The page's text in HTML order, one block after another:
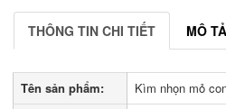
THÔNG TIN CHI TIẾT MÔ
Tên sản phẩm:
Kìm nhọn mỏ